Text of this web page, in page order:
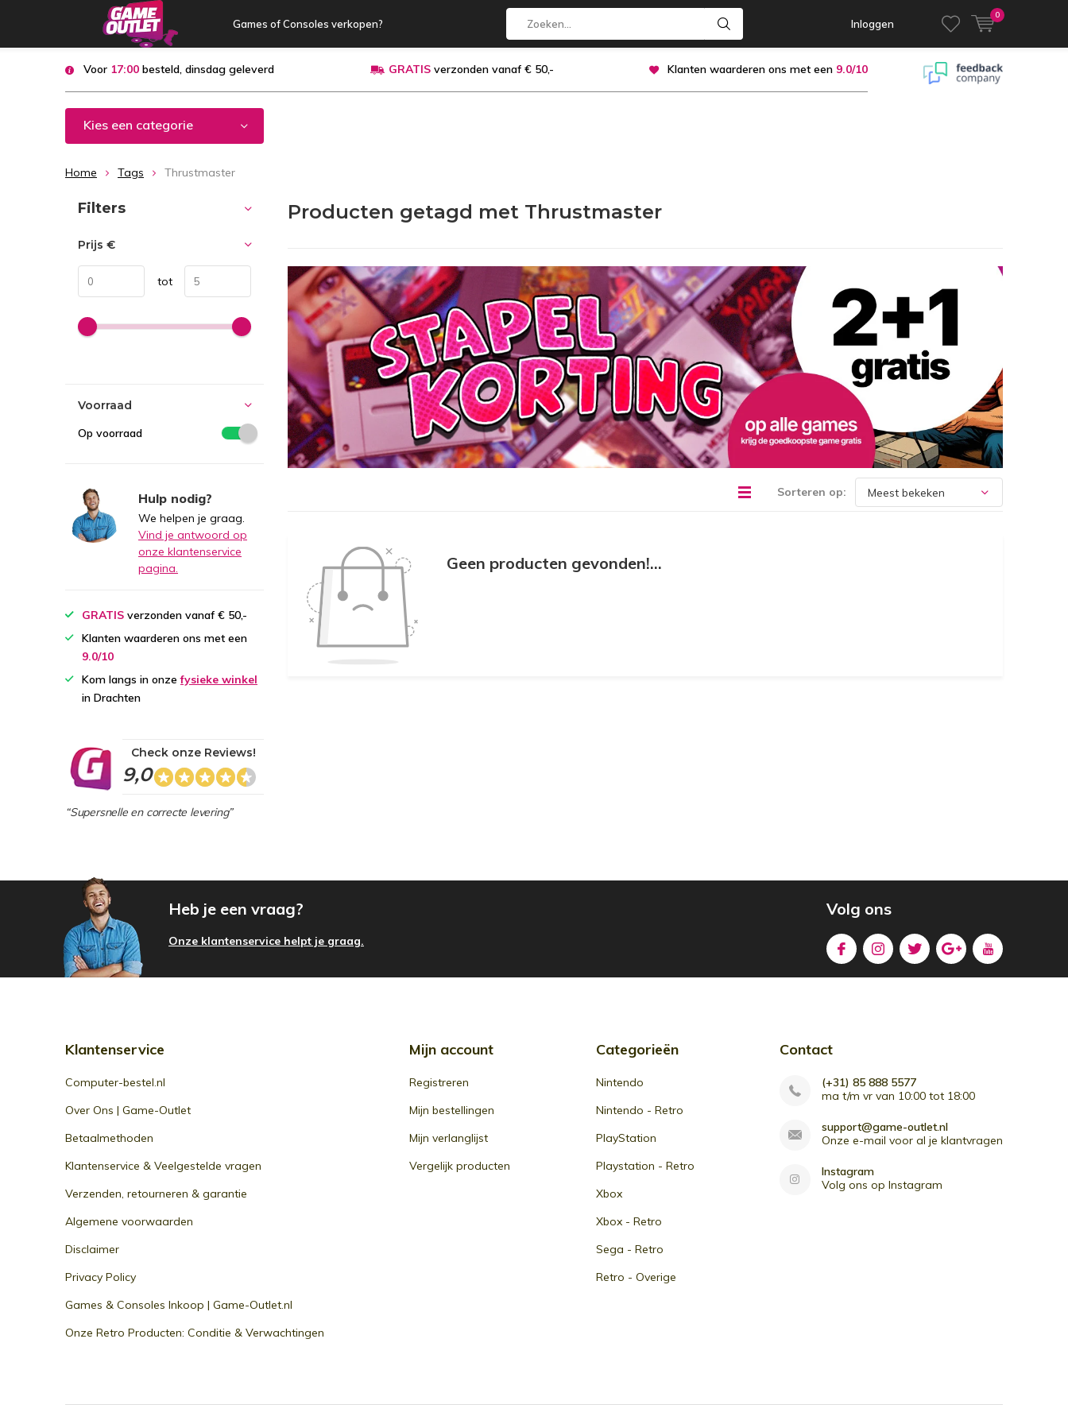
Games of Consoles verkopen? Inloggen
0
Voor 17:00 besteld, dinsdag geleverd GRATISverzonden vanaf € 50,- Klanten waarderen ons met een 9.0/10
Kies een categorie
Home Tags Thrustmaster
Producten getagd met Thrustmaster
Sorteren op:
Geen producten gevonden!...
Sorteren op:
Filters
Prijs €
tot
Voorraad
Op voorraad
Hulp nodig?
We helpen je graag.
Vind je antwoord op
onze klantenservice
pagina.
GRATIS verzonden vanaf € 50,-
Klanten waarderen ons met een
9.0/10
Kom langs in onzefysieke winkel
in Drachten
9,0
Check onze Reviews!
“Supersnelle en correcte levering”
Heb je een vraag?
Onze klantenservice helpt je graag.
Volg ons
Klantenservice
Computer-bestel.nl
Over Ons | Game-Outlet
Betaalmethoden
Klantenservice & Veelgestelde vragen
Verzenden, retourneren & garantie
Algemene voorwaarden
Disclaimer
Privacy Policy
Games & Consoles Inkoop | Game-Outlet.nl
Onze Retro Producten: Conditie & Verwachtingen
Mijn account
Registreren
Mijn bestellingen
Mijn verlanglijst
Vergelijk producten
Categorieën
Nintendo
Nintendo - Retro
PlayStation
Playstation - Retro
Xbox
Xbox - Retro
Sega - Retro
Retro - Overige
Contact
(+31) 85 888 5577
ma t/m vr van 10:00 tot 18:00
support@game-outlet.nl
Onze e-mail voor al je klantvragen
Instagram
Volg ons op Instagram